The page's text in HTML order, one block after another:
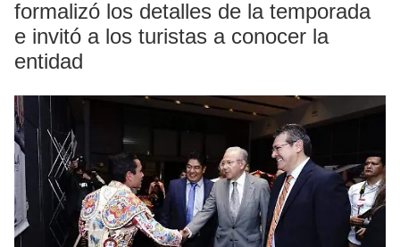
formalizó los detalles de la temporada
e invitó a los turistas a conocer la
entidad